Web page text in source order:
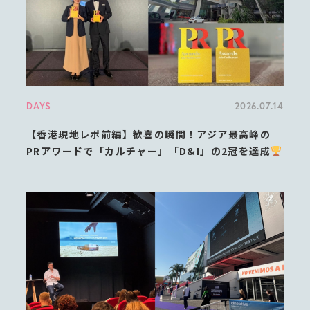
DAYS 2026.07.14
【香港現地レポ前編】歓喜の瞬間！アジア最高峰の
PRアワードで「カルチャー」「D&I」の2冠を達成